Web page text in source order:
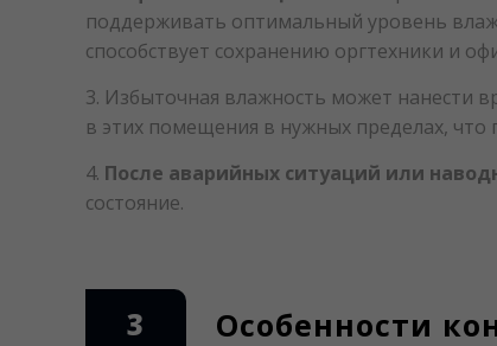
поддерживать оптимальный уровень
способствует сохранению оргтехники и
3. Избыточная влажность может нанести
в этих помещения в нужных пределах,
4. После аварийных ситуаций или
состояние.
3 Особенности